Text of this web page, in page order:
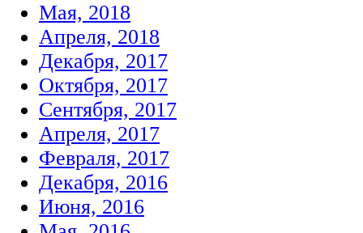
Мая, 2018
Апреля, 2018
Декабря, 2017
Октября, 2017
Сентября, 2017
Апреля, 2017
Февраля, 2017
Декабря, 2016
Июня, 2016